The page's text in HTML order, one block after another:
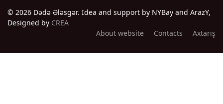
© 2026 Dədə Ələsgər. Idea and support by NYBay and ArazY,
Designed by CREA
About website
Contacts Axtarış